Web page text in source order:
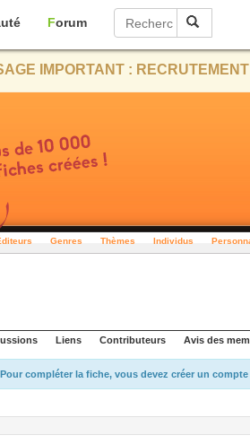
Forum
IMPORTANT :
Genres Thèmes Individus
Liens Contributeurs Avis des
Pour compléter la fiche, vous devez créer un